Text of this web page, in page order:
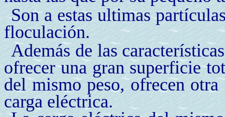
Son a estas ultimas
floculación.
Además de las
ofrecer una gran superficie
del mismo peso, ofrecen
carga eléctrica.